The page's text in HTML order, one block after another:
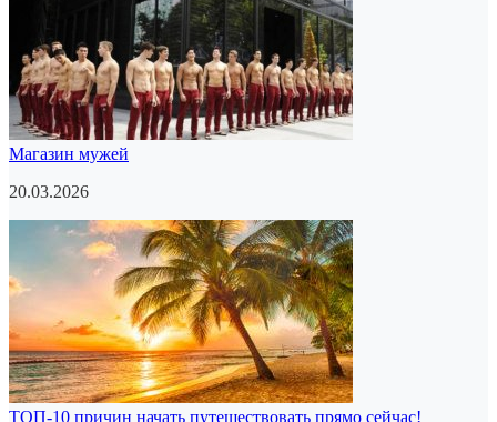
Магазин мужей
20.03.2026
ТОП-10 причин начать путешествовать прямо сейчас!